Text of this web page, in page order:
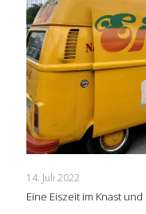
14. Juli 2022
Eine Eiszeit im Knast